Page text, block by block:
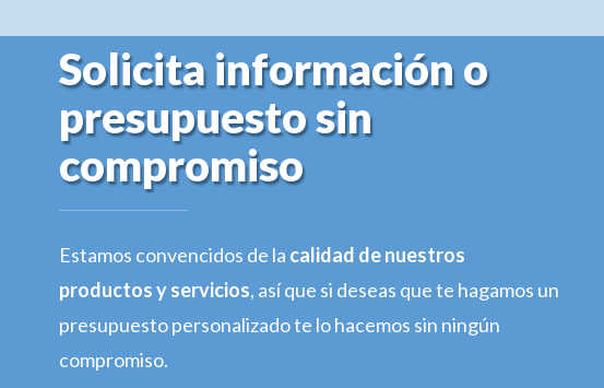
Solicita información o
presupuesto sin
compromiso
Estamos convencidos de la calidad de nuestros
productos y servicios, así que si deseas que te hagamos un
presupuesto personalizado te lo hacemos sin ningún
compromiso.